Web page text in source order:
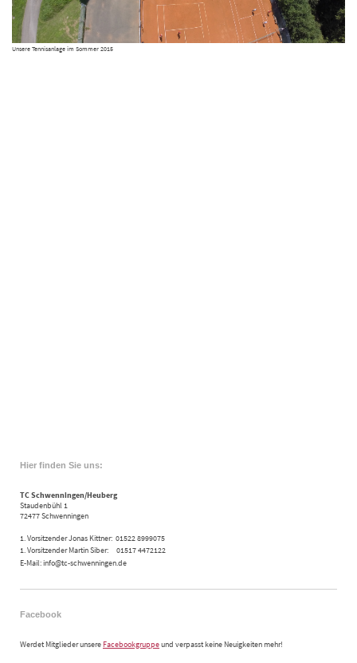
Unsere Tennisanlage im Sommer 2015
Hier finden Sie uns:
TC Schwenningen/Heuberg
Staudenbühl 1
72477 Schwenningen
1. Vorsitzender Jonas Kittner: 01522 8999075
1. Vorsitzender Martin Siber: 01517 4472122
E-Mail: info@tc-schwenningen.de
Facebook
Werdet Mitglieder unsere Facebookgruppeund verpasst keine Neuigkeiten mehr!